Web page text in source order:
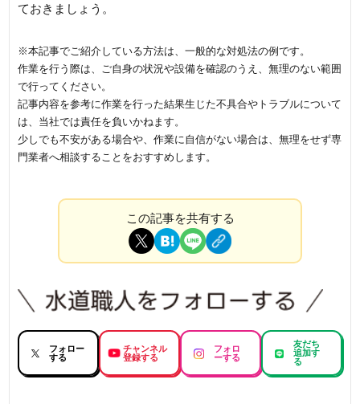
ておきましょう。
※本記事でご紹介している方法は、一般的な対処法の例です。
作業を行う際は、ご自身の状況や設備を確認のうえ、無理のない範囲
で行ってください。
記事内容を参考に作業を行った結果生じた不具合やトラブルについて
は、当社では責任を負いかねます。
少しでも不安がある場合や、作業に自信がない場合は、無理をせず専
門業者へ相談することをおすすめします。
この記事を共有する
フォロー
する
チャンネル
登録する
フォロ
ーする
友だち
追加す
る